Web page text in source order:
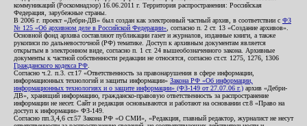
коммуникаций (Роскомнадзор) 16.06.2011 г. Территория распространения: Российская
Федерация, зарубежные страны.
В 2006 г. проект «Дебри-ДВ» был создан как электронный частный архив, в соответствии с ФЗ
№ 125 «Об архивном деле в Российской Федерации» , согласно п. 2 ст. 13 «Создание архивов».
Основной фонд архива составляют публикации газет и журналов, изданные книги, а также
рукописи по дальневосточной (РФ) тематике. Доступ к архивным документам является
открытым в электронном виде, согласно п. 1 ст. 24 вышеобозначенного закона. Архивные
документы к частной собственности редакции не относятся, согласно ст.ст. 1275, 1276, 1306
Гражданского кодекса РФ
Согласно ч.2. п.3. ст.17 «Ответственность за правонарушения в сфере информации,
информационных технологий и защиты информации» Закона РФ «Об информации,
информационных технологиях и о защите информации» (ФЗ-149 от 27.07.06 г.) архив «Дебри-
ДВ», хранящий информацию, гражданско-правовую ответственность за распространение
информации не несет. Сайт и редакция основываются и работают на основании ст.8 «Право на
доступ к информации» ФЗ-149.
Согласно пп.3,4,6 ст.57 Закона РФ «О СМИ», «Редакция, главный редактор, журналист не несут